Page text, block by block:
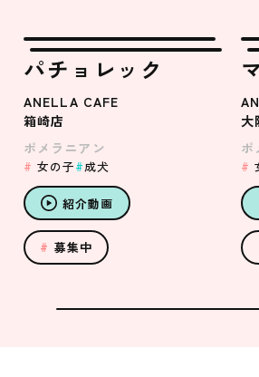
パチョレック
ANELLA CAFE
箱崎店
ポメラニアン
女の子 成犬
紹介動画
募集中
大
ポ